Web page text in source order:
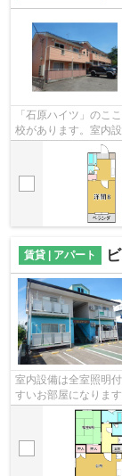
「石原ハイツ」のこ
校があります。室内
に揃っており、過ご
賃貸 | アパート
室内設備は全室照明
すいお部屋になりま
な引っ越しでもご安